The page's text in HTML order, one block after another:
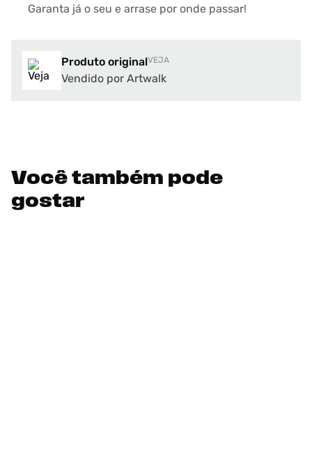
Garanta já o seu e arrase por onde passar!
Produto originalVEJA
Vendido por Artwalk
Você também pode
gostar